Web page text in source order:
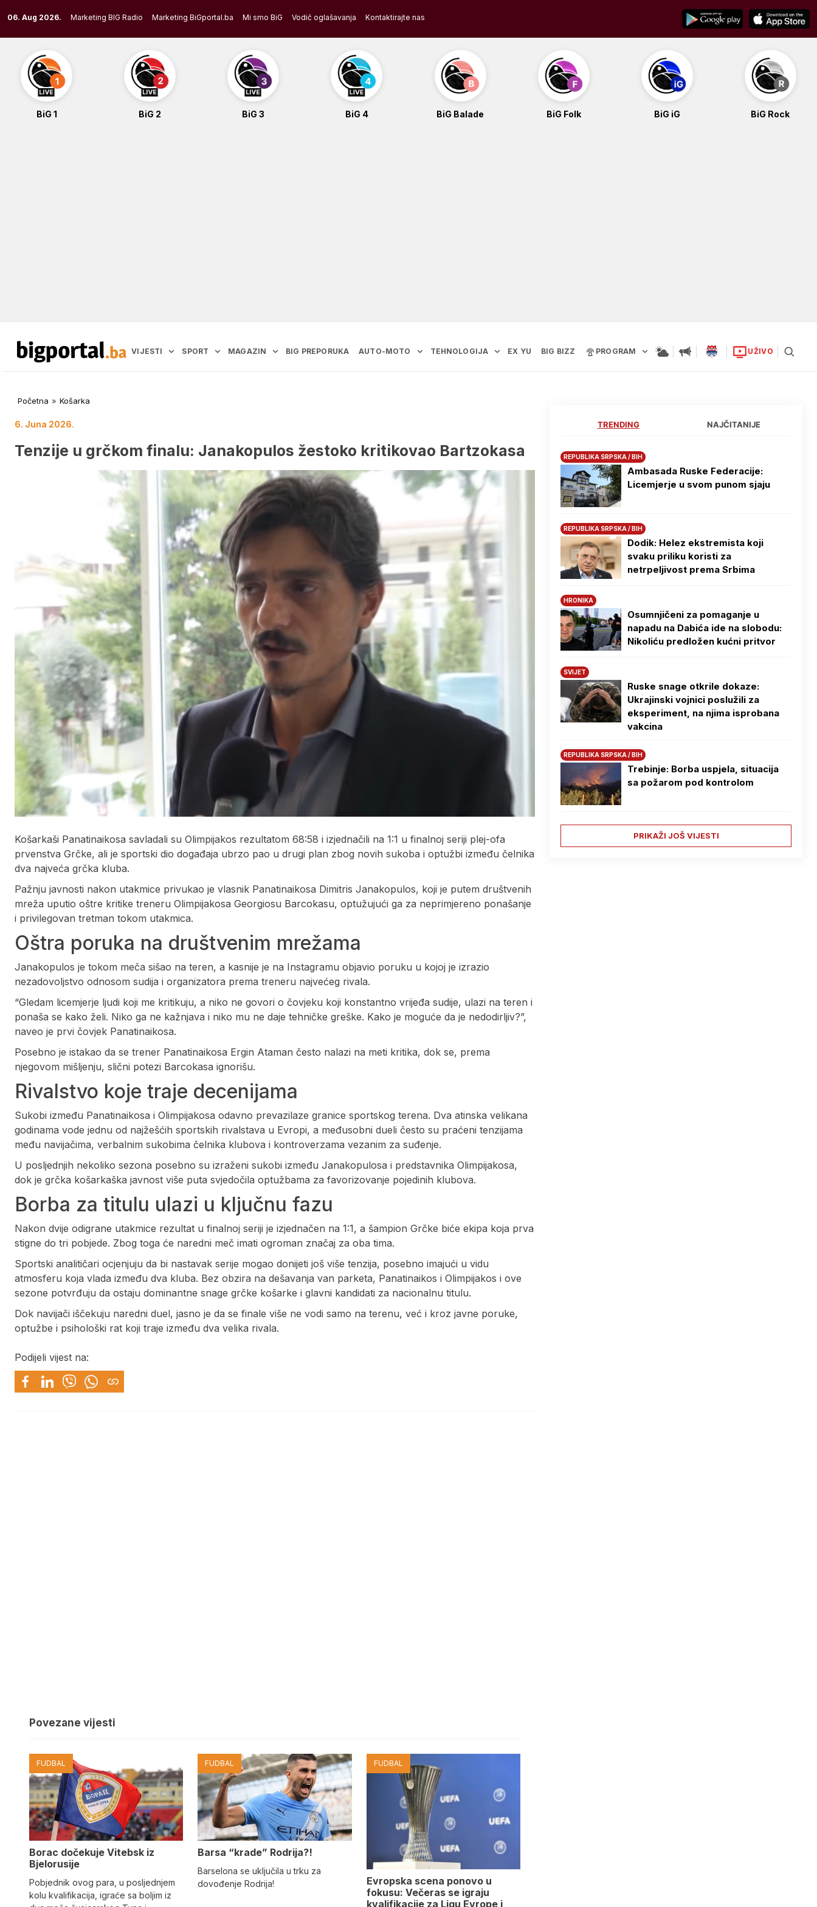
to
content
06. Aug 2026. Marketing BIG Radio Marketing BiGportal.ba Mi smo BiG Vodič oglašavanja Kontaktirajte nas
BiG 1 BiG 2 BiG 3 BiG 4 BiG Balade BiG Folk BiG iG BiG Rock
VIJESTI SPORT MAGAZIN BIG PREPORUKA AUTO-MOTO TEHNOLOGIJA EX YU BIG BIZZ PROGRAM UŽIVO
Početna » Košarka
6. Juna 2026.
Tenzije u grčkom finalu: Janakopulos žestoko kritikovao Bartzokasa
​Košarkaši Panatinaikosa savladali su Olimpijakos rezultatom 68:58 i izjednačili na 1:1 u finalnoj seriji plej-ofa
prvenstva Grčke, ali je sportski dio događaja ubrzo pao u drugi plan zbog novih sukoba i optužbi između čelnika
dva najveća grčka kluba.
Pažnju javnosti nakon utakmice privukao je vlasnik Panatinaikosa Dimitris Janakopulos, koji je putem društvenih
mreža uputio oštre kritike treneru Olimpijakosa Georgiosu Barcokasu, optužujući ga za neprimjereno ponašanje
i privilegovan tretman tokom utakmica.
Oštra poruka na društvenim mrežama
Janakopulos je tokom meča sišao na teren, a kasnije je na Instagramu objavio poruku u kojoj je izrazio
nezadovoljstvo odnosom sudija i organizatora prema treneru najvećeg rivala.
“Gledam licemjerje ljudi koji me kritikuju, a niko ne govori o čovjeku koji konstantno vrijeđa sudije, ulazi na teren i
ponaša se kako želi. Niko ga ne kažnjava i niko mu ne daje tehničke greške. Kako je moguće da je nedodirljiv?”,
naveo je prvi čovjek Panatinaikosa.
Posebno je istakao da se trener Panatinaikosa Ergin Ataman često nalazi na meti kritika, dok se, prema
njegovom mišljenju, slični potezi Barcokasa ignorišu.
Rivalstvo koje traje decenijama
Sukobi između Panatinaikosa i Olimpijakosa odavno prevazilaze granice sportskog terena. Dva atinska velikana
godinama vode jednu od najžešćih sportskih rivalstava u Evropi, a međusobni dueli često su praćeni tenzijama
među navijačima, verbalnim sukobima čelnika klubova i kontroverzama vezanim za suđenje.
U posljednjih nekoliko sezona posebno su izraženi sukobi između Janakopulosa i predstavnika Olimpijakosa,
dok je grčka košarkaška javnost više puta svjedočila optužbama za favorizovanje pojedinih klubova.
Borba za titulu ulazi u ključnu fazu
Nakon dvije odigrane utakmice rezultat u finalnoj seriji je izjednačen na 1:1, a šampion Grčke biće ekipa koja prva
stigne do tri pobjede. Zbog toga će naredni meč imati ogroman značaj za oba tima.
Sportski analitičari ocjenjuju da bi nastavak serije mogao donijeti još više tenzija, posebno imajući u vidu
atmosferu koja vlada između dva kluba. Bez obzira na dešavanja van parketa, Panatinaikos i Olimpijakos i ove
sezone potvrđuju da ostaju dominantne snage grčke košarke i glavni kandidati za nacionalnu titulu.
Dok navijači iščekuju naredni duel, jasno je da se finale više ne vodi samo na terenu, već i kroz javne poruke,
optužbe i psihološki rat koji traje između dva velika rivala.
Podijeli vijest na:
Povezane vijesti
FUDBAL
Borac dočekuje Vitebsk iz
Bjelorusije
Pobjednik ovog para, u posljednjem
kolu kvalifikacija, igraće sa boljim iz
FUDBAL
Barsa “krade” Rodrija?!
Barselona se uključila u trku za
dovođenje Rodrija!
FUDBAL
Evropska scena ponovo u
fokusu: Večeras se igraju
kvalifikacije za Ligu Evrope i
TRENDING NAJČITANIJE
REPUBLIKA SRPSKA / BIH
Ambasada Ruske Federacije:
Licemjerje u svom punom sjaju
REPUBLIKA SRPSKA / BIH
Dodik: Helez ekstremista koji
svaku priliku koristi za
netrpeljivost prema Srbima
HRONIKA
Osumnjičeni za pomaganje u
napadu na Dabića ide na slobodu:
Nikoliću predložen kućni pritvor
SVIJET
Ruske snage otkrile dokaze:
Ukrajinski vojnici poslužili za
eksperiment, na njima isprobana
vakcina
REPUBLIKA SRPSKA / BIH
Trebinje: Borba uspjela, situacija
sa požarom pod kontrolom
PRIKAŽI JOŠ VIJESTI